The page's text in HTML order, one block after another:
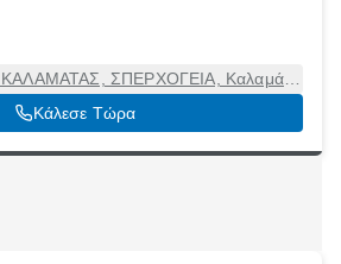
ΣΠΕΡΧΟΓΕΙΑ, Καλαμάτα
Μεσσηνία, 24100
Κάλεσε Τώρα